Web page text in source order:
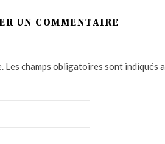
UN COMMENTAIRE
Les champs obligatoires sont indiqués